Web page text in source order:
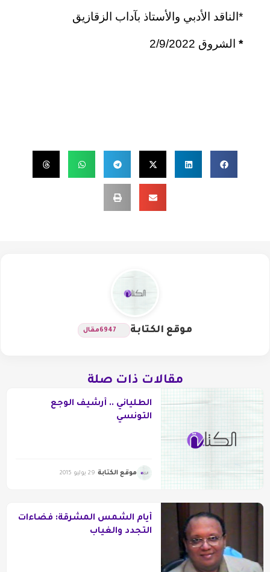
*الناقد الأدبي والأستاذ بآداب الزقازيق
* الشروق 2/9/2022
موقع الكتابة 6947مقال
مقالات ذات صلة
الطلياني .. أرشيف الوجع
التونسي
موقع الكتابة 29 يوليو 2015
أيام الشمس المشرقة: فضاءات
التجدد والغياب